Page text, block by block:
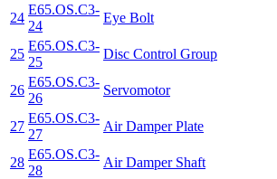
24
E65.OS.C3-
24
Eye Bolt
25
E65.OS.C3-
25
Disc Control Group
26
E65.OS.C3-
26
Servomotor
27
E65.OS.C3-
27
Air Damper Plate
28
E65.OS.C3-
28
Air Damper Shaft